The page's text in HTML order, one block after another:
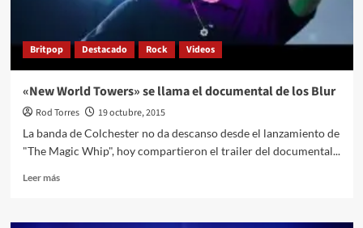
Britpop Destacado Rock Videos
«New World Towers» se llama el documental de los Blur
Rod Torres
19 octubre, 2015
La banda de Colchester no da descanso desde el lanzamiento de
"The Magic Whip", hoy compartieron el trailer del documental...
Leer másLeer
«New